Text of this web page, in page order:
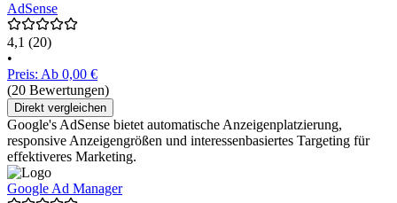
AdSense
4,1 (20)
•
Preis: Ab 0,00 €
(20 Bewertungen)
Direkt vergleichen
Google's AdSense bietet automatische Anzeigenplatzierung,
responsive Anzeigengrößen und interessenbasiertes Targeting für
effektiveres Marketing.
Google Ad Manager